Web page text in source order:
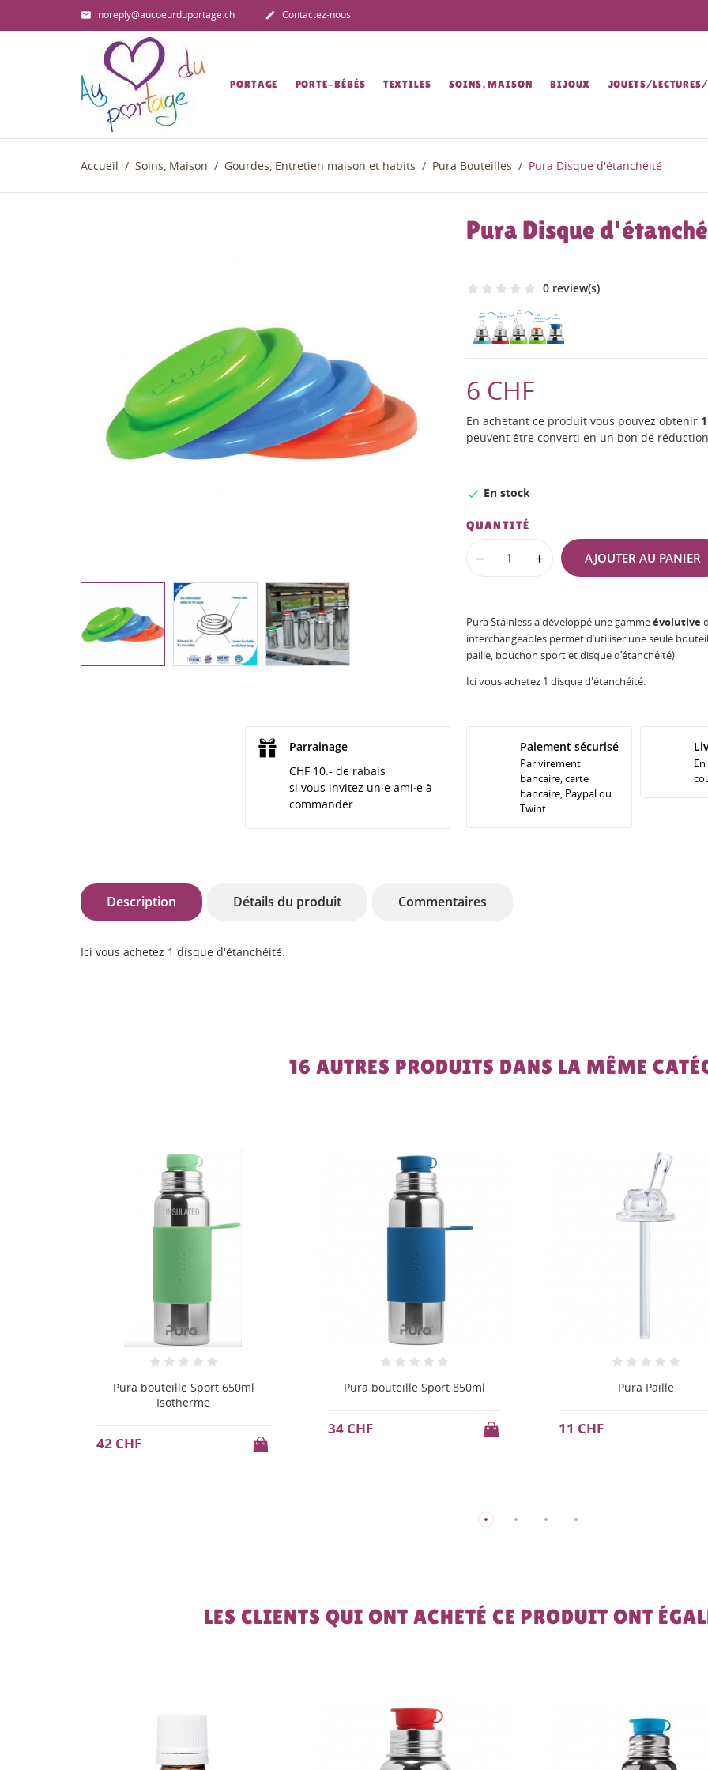
 noreply@aucoeurduportage.ch  Contactez-nous
PORTAGE PORTE-BÉBÉS TEXTILES SOINS, MAISON BIJOUX JOUETS/
Accueil Soins, Maison Gourdes, Entretien maison et habits Pura Bouteilles Pura Disque d'étanchéité
Pura Disque
0 review(s)
6 CHF
En achetant ce produit vous pouvez obtenir 1
peuvent être converti en un bon de
 En stock
QUANTITÉ
AJOUTER AU PANIER
Pura Stainless a développé une gammeévolutive
interchangeables permet d’utiliser une seule
paille, bouchon sport et disque d’étanchéité).
Ici vous achetez 1 disque d'étanchéité.
Parrainage
CHF 10.- de rabais
si vous invitez un·e ami·e à
commander
Paiement sécurisé
Par virement
bancaire, carte
bancaire, Paypal ou
Twint
Description Détails du produit Commentaires
Ici vous achetez 1 disque d'étanchéité.
16 AUTRES PRODUITS DANS LA MÊME
Pura bouteille Sport 850ml Pura Paille
11 CHF
Pura Bec d'apprentissage
LES CLIENTS QUI ONT ACHETÉ CE PRODUIT ONT